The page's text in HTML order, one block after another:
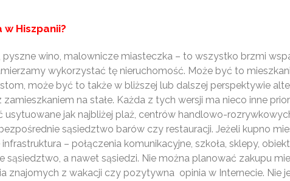
Hiszpanii?
pyszne wino, malownicze miasteczka – to wszystko brzmi
wykorzystać tę nieruchomość. Może być to
może być to także w bliższej lub dalszej perspektywie
na stałe. Każda z tych wersji ma nieco inne
jak najbliżej plaż, centrów handlowo-
sąsiedztwo barów czy restauracji. Jeżeli kupno
– połączenia komunikacyjne, szkoła, sklepy,
sąsiedztwo, a nawet sąsiedzi. Nie można planować zakupu
znajomych z wakacji czy pozytywna opinia w Internecie. Nie